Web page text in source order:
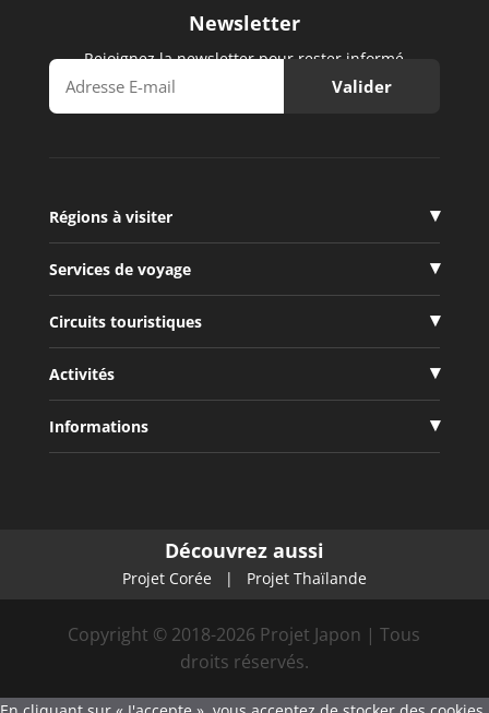
Newsletter
Rejoignez la newsletter pour rester informé
Régions à visiter
Services de voyage
Circuits touristiques
Activités
Informations
Découvrez aussi
Projet Corée| Projet Thaïlande
Copyright © 2018-2026 Projet Japon | Tous
droits réservés.